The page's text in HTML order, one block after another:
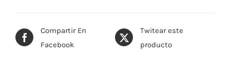
Compartir En
Facebook
Twitear este
producto